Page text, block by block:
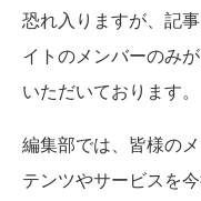
恐れ入りますが、記
イトのメンバーのみ
いただいております。
編集部では、皆様の
テンツやサービスを